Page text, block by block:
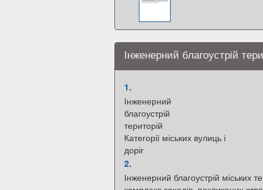
Інженерний благоустрій
1.
Інженерний
благоустрій
територій
Категорії міських вулиць і
доріг
2.
Інженерний благоустрій міських